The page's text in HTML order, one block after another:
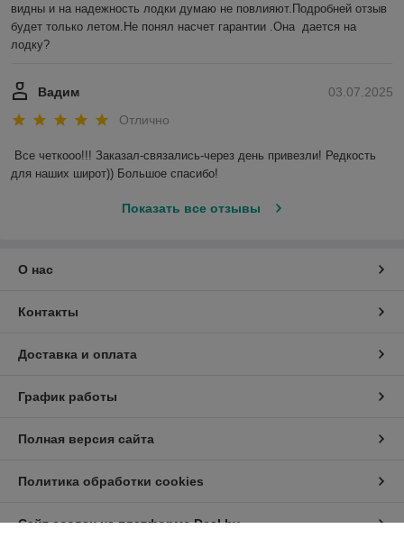
видны и на надежность лодки думаю не повлияют.Подробней отзыв
будет только летом.Не понял насчет гарантии .Она  дается на
лодку?
03.07.2025
Вадим
Отлично
Все четкооо!!! Заказал-связались-через день привезли! Редкость
для наших широт)) Большое спасибо!
Показать все отзывы
О нас
Контакты
Доставка и оплата
График работы
Полная версия сайта
Политика обработки cookies
Сайт создан на платформе Deal.by